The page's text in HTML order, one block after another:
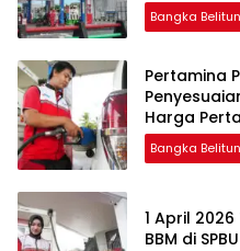
Bangka
Pertamina
Harga
Bangka
1 April
BBM di